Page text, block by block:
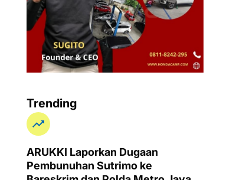
Trending
ARUKKI Laporkan Dugaan
Pembunuhan Sutrimo ke